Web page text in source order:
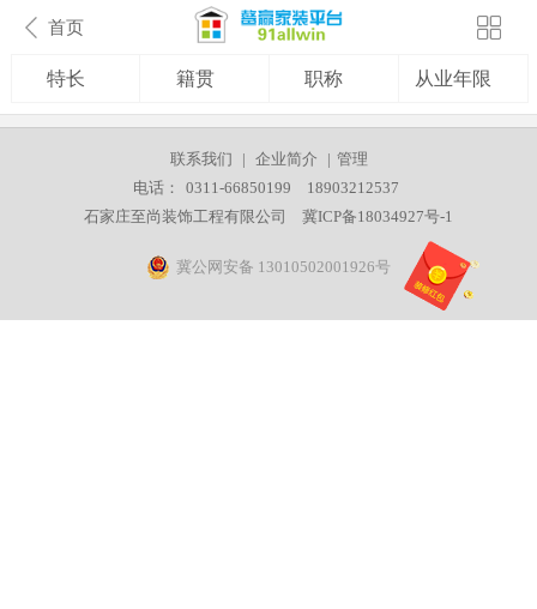
首页
特长 籍贯 职称 从业年限
联系我们 | 企业简介 | 管理
电话：
0311-66850199
18903212537
石家庄至尚装饰工程有限公司
冀ICP备18034927号-1
冀公网安备 13010502001926号